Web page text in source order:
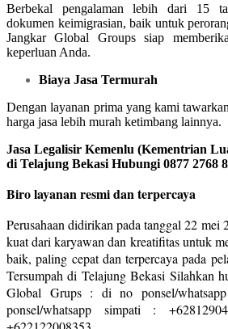
Berbekal pengalaman lebih dari 15
dokumen keimigrasian, baik untuk
Jangkar Global Groups siap
keperluan Anda.
Biaya Jasa Termurah
Dengan layanan prima yang kami
harga jasa lebih murah ketimbang lainnya.
Jasa Legalisir Kemenlu (Kementrian
di Telajung Bekasi Hubungi 0877 2768
Biro layanan resmi dan terpercaya
Perusahaan didirikan pada tanggal 22 mei
kuat dari karyawan dan kreatifitas untuk
baik, paling cepat dan terpercaya pada
Tersumpah di Telajung Bekasi Silahkan
Global Grups : di no ponsel/
ponsel/whatsapp simpati :